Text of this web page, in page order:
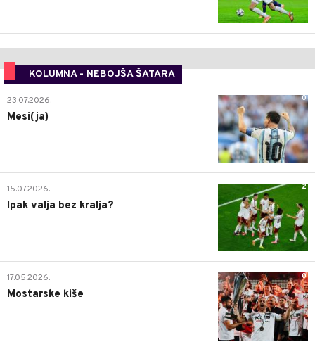
KOLUMNA - NEBOJŠA ŠATARA
0
23.07.2026.
Mesi(ja)
2
15.07.2026.
Ipak valja bez kralja?
0
17.05.2026.
Mostarske kiše